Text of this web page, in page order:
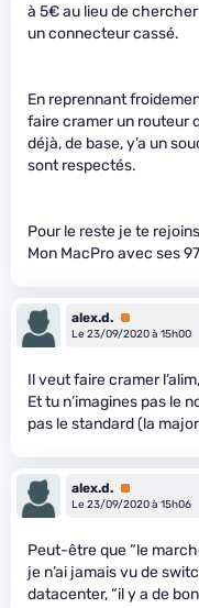
à 5€ au lieu de
un connecteur cassé.
En reprennant
faire cramer un routeur
déjà, de base, y’a un
sont respectés.
Pour le reste je te
Mon MacPro avec ses
alex.d. Premium
Le 23/09/2020 à 15h00
Il veut faire cramer
Et tu n’imagines pas le
pas le standard (la
alex.d. Premium
Le 23/09/2020 à 15h06
Peut-être que “le
je n’ai jamais vu de
datacenter, “il y a de